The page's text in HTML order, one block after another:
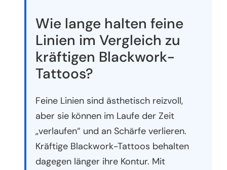
Wie lange halten feine
Linien im Vergleich zu
kräftigen Blackwork-
Tattoos?
Feine Linien sind ästhetisch reizvoll,
aber sie können im Laufe der Zeit
„verlaufen“ und an Schärfe verlieren.
Kräftige Blackwork-Tattoos behalten
dagegen länger ihre Kontur. Mit